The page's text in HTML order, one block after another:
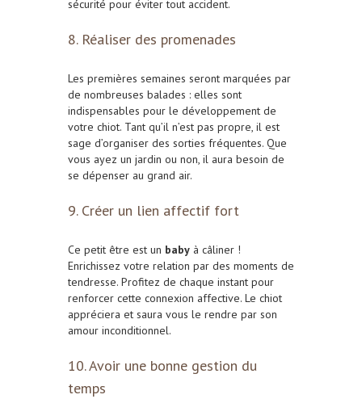
sécurité pour éviter tout accident.
8. Réaliser des promenades
Les premières semaines seront marquées par
de nombreuses balades : elles sont
indispensables pour le développement de
votre chiot. Tant qu’il n’est pas propre, il est
sage d’organiser des sorties fréquentes. Que
vous ayez un jardin ou non, il aura besoin de
se dépenser au grand air.
9. Créer un lien affectif fort
Ce petit être est un baby à câliner !
Enrichissez votre relation par des moments de
tendresse. Profitez de chaque instant pour
renforcer cette connexion affective. Le chiot
appréciera et saura vous le rendre par son
amour inconditionnel.
10. Avoir une bonne gestion du
temps